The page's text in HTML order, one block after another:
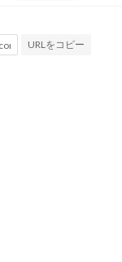
URLをコピー